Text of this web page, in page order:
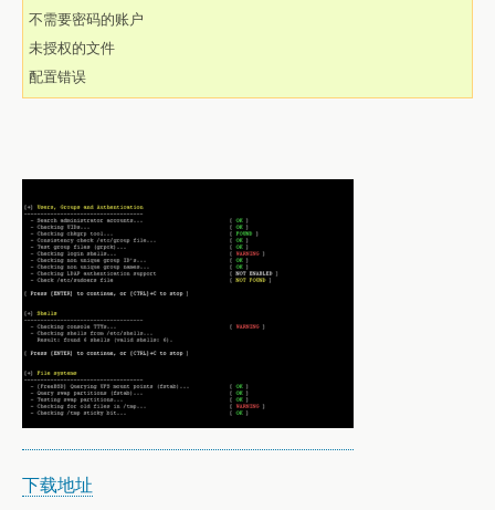
不需要密码的账户
未授权的文件
配置错误
下载地址